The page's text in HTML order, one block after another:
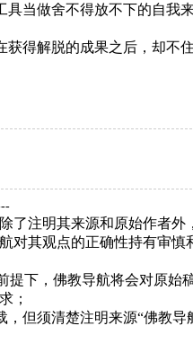
当做舍不得放不下的自我
得解脱的成果之后，却不
了注明其来源和原始作者
对其观点的正确性持有审
下，佛教导航将会对原始
；
但须清楚注明来源“佛教导